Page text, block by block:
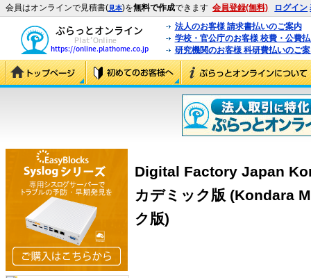
会員はオンラインで見積書(見本)を無料で作成できます 会員登録(無料) ログイン
法人のお客様 請求書払いのご案内
学校・官公庁のお客様 校費・公費
研究機関のお客様 科研費払いのご
Digital Factory Japan
カデミック版 (Kondara
ク版)